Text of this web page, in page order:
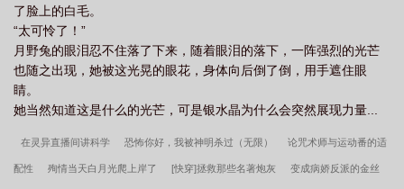
了脸上的白毛。
“太可怜了！”
月野兔的眼泪忍不住落了下来，随着眼泪的落下，一阵强烈的光芒
也随之出现，她被这光晃的眼花，身体向后倒了倒，用手遮住眼
睛。
她当然知道这是什么的光芒，可是银水晶为什么会突然展现力量...
在灵异直播间讲科学 恐怖你好，我被神明杀过（无限） 论咒术师与运动番的适
配性 殉情当天白月光爬上岸了 [快穿]拯救那些名著炮灰 变成病娇反派的金丝